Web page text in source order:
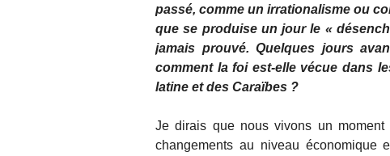
passé, comme un irrationalisme ou
que se produise un jour le «
jamais prouvé. Quelques jours
comment la foi est-elle vécue dans
latine et des Caraïbes ?
Je dirais que nous vivons un
changements au niveau